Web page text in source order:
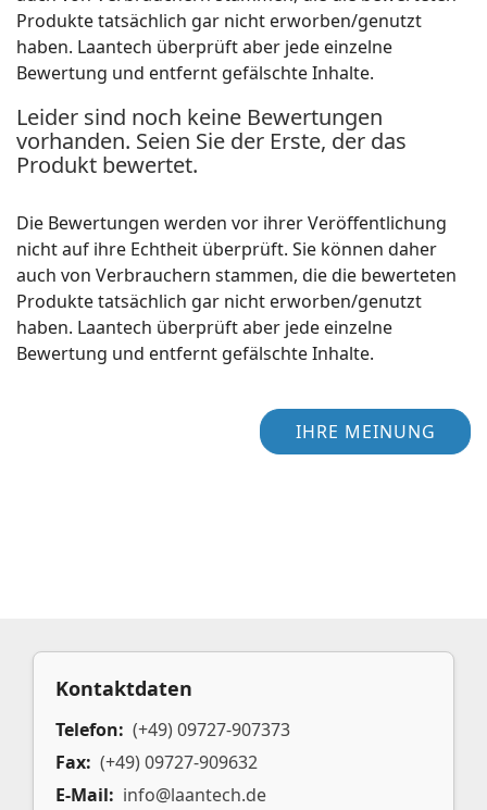
Produkte tatsächlich gar nicht erworben/genutzt
haben. Laantech überprüft aber jede einzelne
Bewertung und entfernt gefälschte Inhalte.
Leider sind noch keine Bewertungen
vorhanden. Seien Sie der Erste, der das
Produkt bewertet.
Die Bewertungen werden vor ihrer Veröffentlichung
nicht auf ihre Echtheit überprüft. Sie können daher
auch von Verbrauchern stammen, die die bewerteten
Produkte tatsächlich gar nicht erworben/genutzt
haben. Laantech überprüft aber jede einzelne
Bewertung und entfernt gefälschte Inhalte.
IHRE MEINUNG
Kontaktdaten
Telefon: (+49) 09727-907373
Fax: (+49) 09727-909632
E-Mail: info@laantech.de